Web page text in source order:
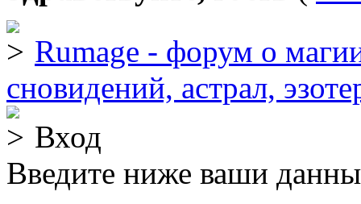
Rumage - форум о
сновидений, астрал,
Вход
Введите ниже ваши